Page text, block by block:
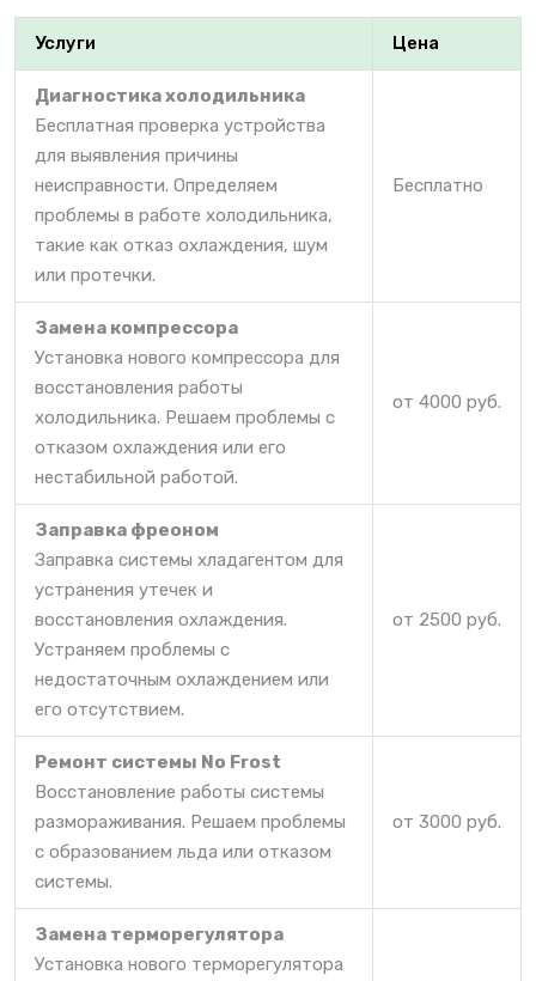
Услуги Цена
Диагностика холодильника
Бесплатная проверка устройства
для выявления причины
неисправности. Определяем
проблемы в работе холодильника,
такие как отказ охлаждения, шум
или протечки.
Бесплатно
Замена компрессора
Установка нового компрессора для
восстановления работы
холодильника. Решаем проблемы с
отказом охлаждения или его
нестабильной работой.
от 4000 руб.
Заправка фреоном
Заправка системы хладагентом для
устранения утечек и
восстановления охлаждения.
Устраняем проблемы с
недостаточным охлаждением или
его отсутствием.
от 2500 руб.
Ремонт системы No Frost
Восстановление работы системы
размораживания. Решаем проблемы
с образованием льда или отказом
системы.
от 3000 руб.
Замена терморегулятора
Установка нового терморегулятора